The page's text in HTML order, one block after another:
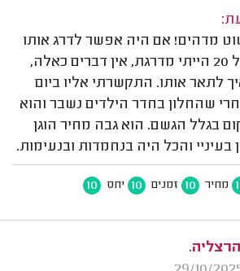
מדהים! אם היה אפשר לדרג אותו
בציון של 20 הייתי מדרגת, אין דברים כאלה,
לתאר אותו. התקשרתי אליו ביום
שהחלון בחדר הילדים נשבר והוא
בגלל הגשם. הוא גבה מחיר הוגן
בעיניי והכל היה בנחמדות ובנעימות.
מחיר 10 זמנים 10 יחס 10